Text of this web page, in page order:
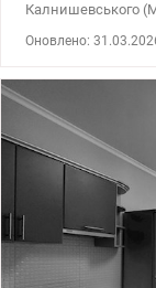
Калнишевського
поверхня, духова
спортивних
транспортна
на продаж готові.
Оновлено: